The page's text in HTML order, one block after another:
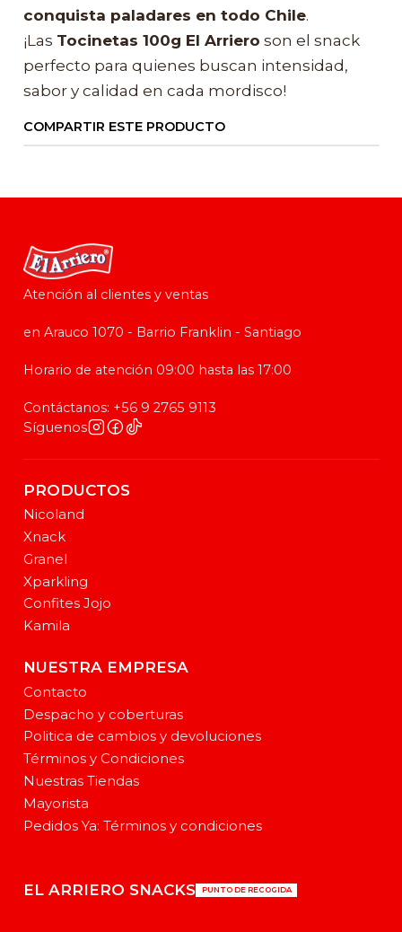
conquista paladares en todo Chile.
¡Las Tocinetas 100g El Arriero son el snack
perfecto para quienes buscan intensidad,
sabor y calidad en cada mordisco!
COMPARTIR ESTE PRODUCTO
Atención al clientes y ventas
en Arauco 1070 - Barrio Franklin - Santiago
Horario de atención 09:00 hasta las 17:00
Contáctanos: +56 9 2765 9113
Síguenos
PRODUCTOS
Nicoland
Xnack
Granel
Xparkling
Confites Jojo
Kamila
NUESTRA EMPRESA
Contacto
Despacho y coberturas
Politica de cambios y devoluciones
Términos y Condiciones
Nuestras Tiendas
Mayorista
Pedidos Ya: Términos y condiciones
EL ARRIERO SNACKS PUNTO DE RECOGIDA